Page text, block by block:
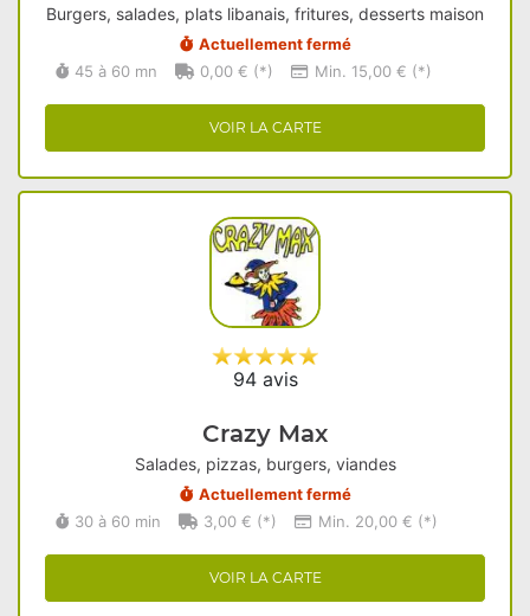
Burgers, salades, plats libanais, fritures, desserts maison
Actuellement fermé
45 à 60 mn
0,00 € (*) Min. 15,00 € (*)
VOIR LA CARTE
94 avis
Crazy Max
Salades, pizzas, burgers, viandes
Actuellement fermé
30 à 60 min
3,00 € (*) Min. 20,00 € (*)
VOIR LA CARTE